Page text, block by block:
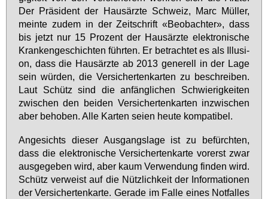
Der Prä­si­dent der Haus­ärz­te Schweiz, Marc Mül­ler,
mein­te zu­dem in der Zeit­schrift «Be­ob­ach­ter», dass
bis jetzt nur 15 Pro­zent der Haus­ärz­te elek­tro­ni­sche
Kran­ken­ge­schich­ten führ­ten. Er be­trach­tet es als Il­lu­si­
on, dass die Haus­ärz­te ab 2013 ge­ne­rell in der La­ge
sein wür­den, die Ver­si­cher­ten­kar­ten zu be­schrei­ben.
Laut Schütz sind die an­fäng­li­chen Schwie­rig­kei­ten
zwi­schen den bei­den Ver­si­cher­ten­kar­ten in­zwi­schen
aber be­ho­ben. Al­le Kar­ten sei­en heu­te kom­pa­ti­bel.
An­ge­sichts die­ser Aus­gangs­la­ge ist zu be­fürch­ten,
dass die elek­tro­ni­sche Ver­si­cher­ten­kar­te vor­erst zwar
aus­ge­ge­ben wird, aber kaum Ver­wen­dung fin­den wird.
Schütz ver­weist auf die Nütz­lich­keit der In­for­ma­tio­nen
der Ver­si­cher­ten­kar­te. Ge­ra­de im Fal­le ei­nes Not­fal­les